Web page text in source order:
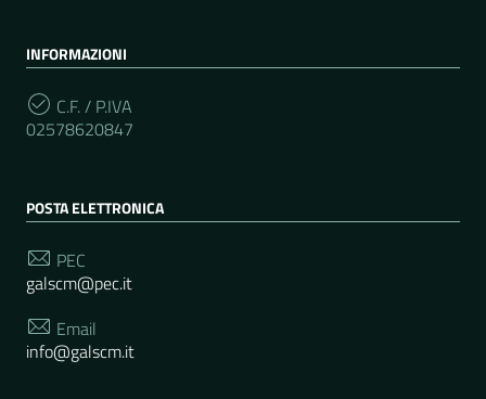
INFORMAZIONI
C.F. / P.IVA
02578620847
POSTA ELETTRONICA
PEC
galscm@pec.it
Email
info@galscm.it